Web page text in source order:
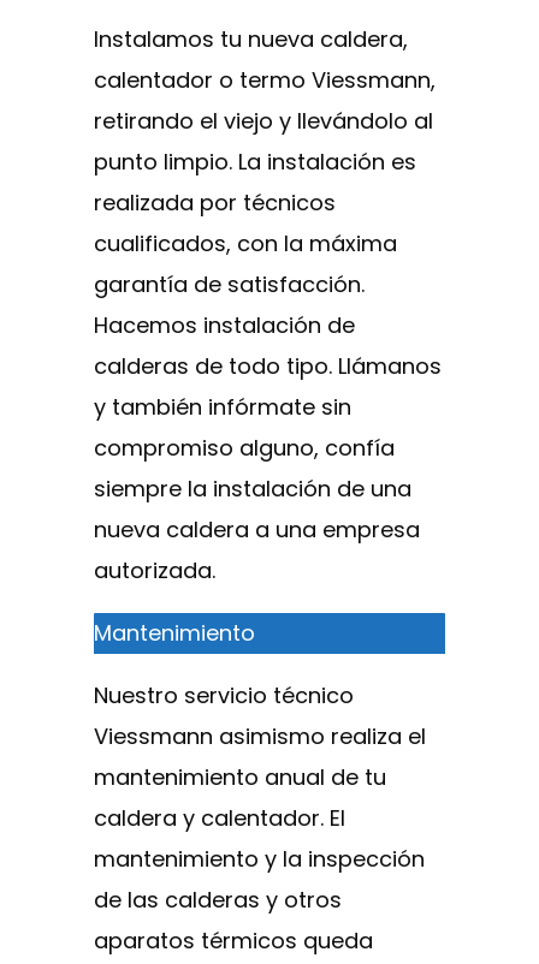
Instalamos tu nueva caldera,
calentador o termo Viessmann,
retirando el viejo y llevándolo al
punto limpio. La instalación es
realizada por técnicos
cualificados, con la máxima
garantía de satisfacción.
Hacemos instalación de
calderas de todo tipo. Llámanos
y también infórmate sin
compromiso alguno, confía
siempre la instalación de una
nueva caldera a una empresa
autorizada.
Mantenimiento
Nuestro servicio técnico
Viessmann asimismo realiza el
mantenimiento anual de tu
caldera y calentador. El
mantenimiento y la inspección
de las calderas y otros
aparatos térmicos queda